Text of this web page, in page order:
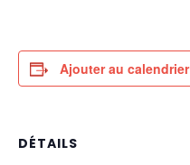
Ajouter au calendrier
DÉTAILS